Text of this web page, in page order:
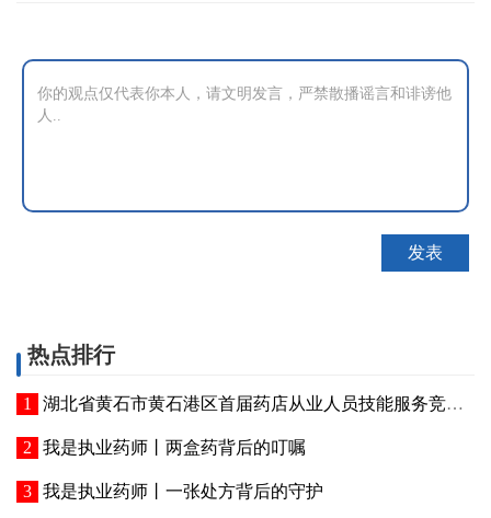
热点排行
湖北省黄石市黄石港区首届药店从业人员技能服务竞赛成功举办
我是执业药师丨两盒药背后的叮嘱
我是执业药师丨一张处方背后的守护